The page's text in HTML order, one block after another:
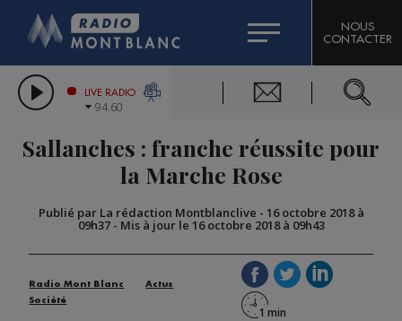
LES CHRONIQUES DE L'EXPERT
CITIZEN MACHINERY
GRAND MASSIF DOMAINES SKIABLES
BIGARD
COMPAGNIE DU MONT-BLANC
NOUS
CONTACTER
LIVE RADIO
94.60
Sallanches : franche réussite pour
la Marche Rose
Publié par La rédaction Montblanclive - 16 octobre 2018 à
09h37- Mis à jour le 16 octobre 2018 à 09h43
Radio Mont Blanc
Actus
Société